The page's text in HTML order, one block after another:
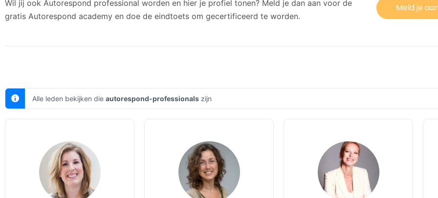
Wil jij ook Autorespond professional worden en hier je profiel tonen? Meld je dan aan voor de
gratis Autorespond academy en doe de eindtoets om gecertificeerd te worden.
Meld je
Alle leden bekijken die autorespond-professionals zijn